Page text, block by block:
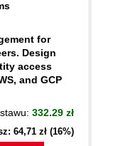
for
Design
access
and GCP
332.29 zł
64,71 zł (16%)